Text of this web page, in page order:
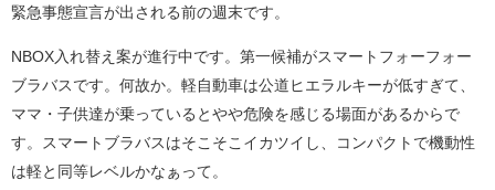
緊急事態宣言が出される前の週末です。
NBOX入れ替え案が進行中です。第一候補がスマートフォーフォー
ブラバスです。何故か。軽自動車は公道ヒエラルキーが低すぎて、
ママ・子供達が乗っているとやや危険を感じる場面があるからで
す。スマートブラバスはそこそこイカツイし、コンパクトで機動性
は軽と同等レベルかなぁって。